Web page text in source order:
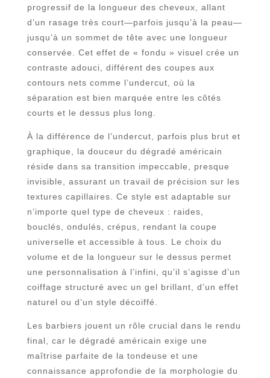
progressif de la longueur des cheveux, allant
d’un rasage très court—parfois jusqu’à la peau—
jusqu’à un sommet de tête avec une longueur
conservée. Cet effet de « fondu » visuel crée un
contraste adouci, différent des coupes aux
contours nets comme l’undercut, où la
séparation est bien marquée entre les côtés
courts et le dessus plus long.
À la différence de l’undercut, parfois plus brut et
graphique, la douceur du dégradé américain
réside dans sa transition impeccable, presque
invisible, assurant un travail de précision sur les
textures capillaires. Ce style est adaptable sur
n’importe quel type de cheveux : raides,
bouclés, ondulés, crépus, rendant la coupe
universelle et accessible à tous. Le choix du
volume et de la longueur sur le dessus permet
une personnalisation à l’infini, qu’il s’agisse d’un
coiffage structuré avec un gel brillant, d’un effet
naturel ou d’un style décoiffé.
Les barbiers jouent un rôle crucial dans le rendu
final, car le dégradé américain exige une
maîtrise parfaite de la tondeuse et une
connaissance approfondie de la morphologie du